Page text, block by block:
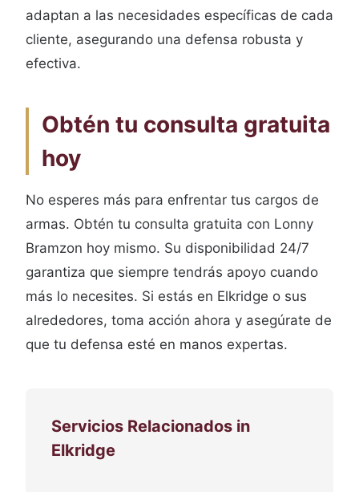
adaptan a las necesidades específicas de cada
cliente, asegurando una defensa robusta y
efectiva.
Obtén tu consulta gratuita
hoy
No esperes más para enfrentar tus cargos de
armas. Obtén tu consulta gratuita con Lonny
Bramzon hoy mismo. Su disponibilidad 24/7
garantiza que siempre tendrás apoyo cuando
más lo necesites. Si estás en Elkridge o sus
alrededores, toma acción ahora y asegúrate de
que tu defensa esté en manos expertas.
Servicios Relacionados in
Elkridge